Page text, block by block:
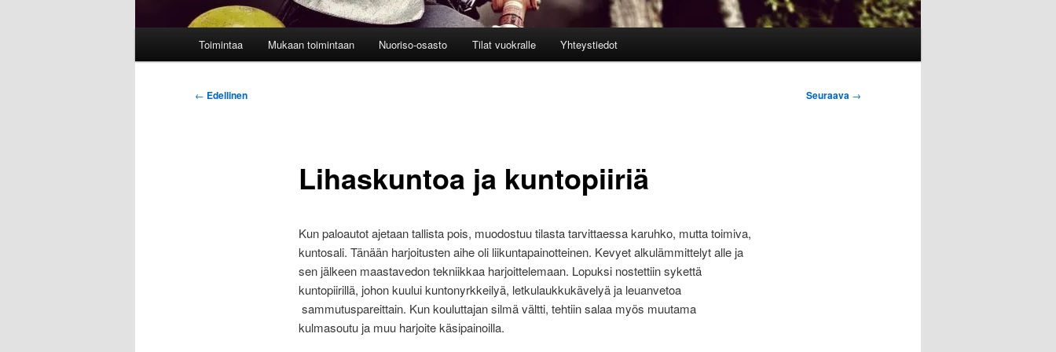
Toimintaa Mukaan toimintaan Nuoriso-osasto Tilat vuokralle Yhteystiedot
Artikkelien
← Edellinen Seuraava →
Lihaskuntoa ja kuntopiiriä
Kun paloautot ajetaan tallista pois, muodostuu tilasta tarvittaessa karuhko, mutta toimiva,
kuntosali. Tänään harjoitusten aihe oli liikuntapainotteinen. Kevyet alkulämmittelyt alle ja
sen jälkeen maastavedon tekniikkaa harjoittelemaan. Lopuksi nostettiin sykettä
kuntopiirillä, johon kuului kuntonyrkkeilyä, letkulaukkukävelyä ja leuanvetoa
sammutuspareittain. Kun kouluttajan silmä vältti, tehtiin salaa myös muutama
kulmasoutu ja muu harjoite käsipainoilla.